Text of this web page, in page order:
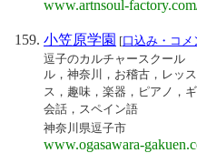
www.artnsoul-
小笠原学園 [口込み・コ
逗子のカルチャースクー
ル，神奈川，お稽古，レッ
ス，趣味，楽器，ピアノ，
会話，スペイン語
神奈川県逗子市
www.ogasawara-